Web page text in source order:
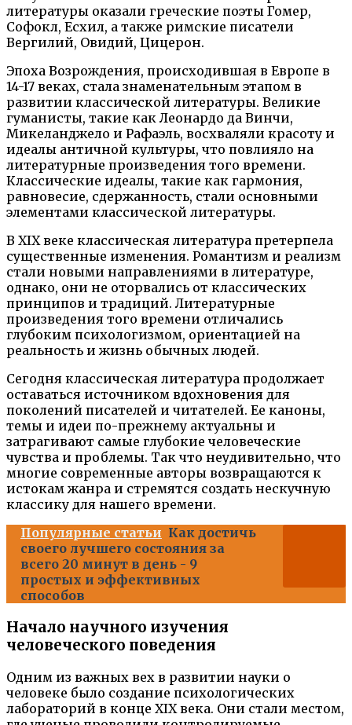
литературы оказали греческие поэты Гомер,
Софокл, Есхил, а также римские писатели
Вергилий, Овидий, Цицерон.
Эпоха Возрождения, происходившая в Европе в
14-17 веках, стала знаменательным этапом в
развитии классической литературы. Великие
гуманисты, такие как Леонардо да Винчи,
Микеланджело и Рафаэль, восхваляли красоту и
идеалы античной культуры, что повлияло на
литературные произведения того времени.
Классические идеалы, такие как гармония,
равновесие, сдержанность, стали основными
элементами классической литературы.
В XIX веке классическая литература претерпела
существенные изменения. Романтизм и реализм
стали новыми направлениями в литературе,
однако, они не оторвались от классических
принципов и традиций. Литературные
произведения того времени отличались
глубоким психологизмом, ориентацией на
реальность и жизнь обычных людей.
Сегодня классическая литература продолжает
оставаться источником вдохновения для
поколений писателей и читателей. Ее каноны,
темы и идеи по-прежнему актуальны и
затрагивают самые глубокие человеческие
чувства и проблемы. Так что неудивительно, что
многие современные авторы возвращаются к
истокам жанра и стремятся создать нескучную
классику для нашего времени.
Популярные статьи Как достичь
своего лучшего состояния за
всего 20 минут в день - 9
простых и эффективных
способов
Начало научного изучения
человеческого поведения
Одним из важных вех в развитии науки о
человеке было создание психологических
лабораторий в конце XIX века. Они стали местом,